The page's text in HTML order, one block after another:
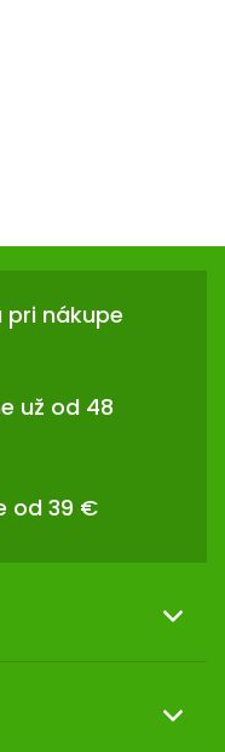
nákupe
už od 48
od 39 €